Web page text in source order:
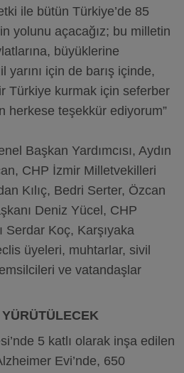
ile bütün Türkiye’de 85
yolunu açacağız; bu milletin
büyüklerine
için de barış içinde,
Türkiye kurmak için seferber
herkese teşekkür ediyorum”
Başkan Yardımcısı, Aydın
CHP İzmir Milletvekilleri
Kılıç, Bedri Serter, Özcan
Deniz Yücel, CHP
Serdar Koç, Karşıyaka
üyeleri, muhtarlar, sivil
ve vatandaşlar
5 katlı olarak inşa edilen
Evi’nde, 650